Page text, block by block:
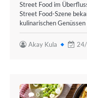
Street Food im
Street Food-Szene
kulinarischen
Akay Kula
0